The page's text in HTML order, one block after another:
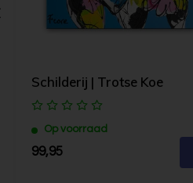
Schilderij | Trotse Koe
Op voorraad
99,95